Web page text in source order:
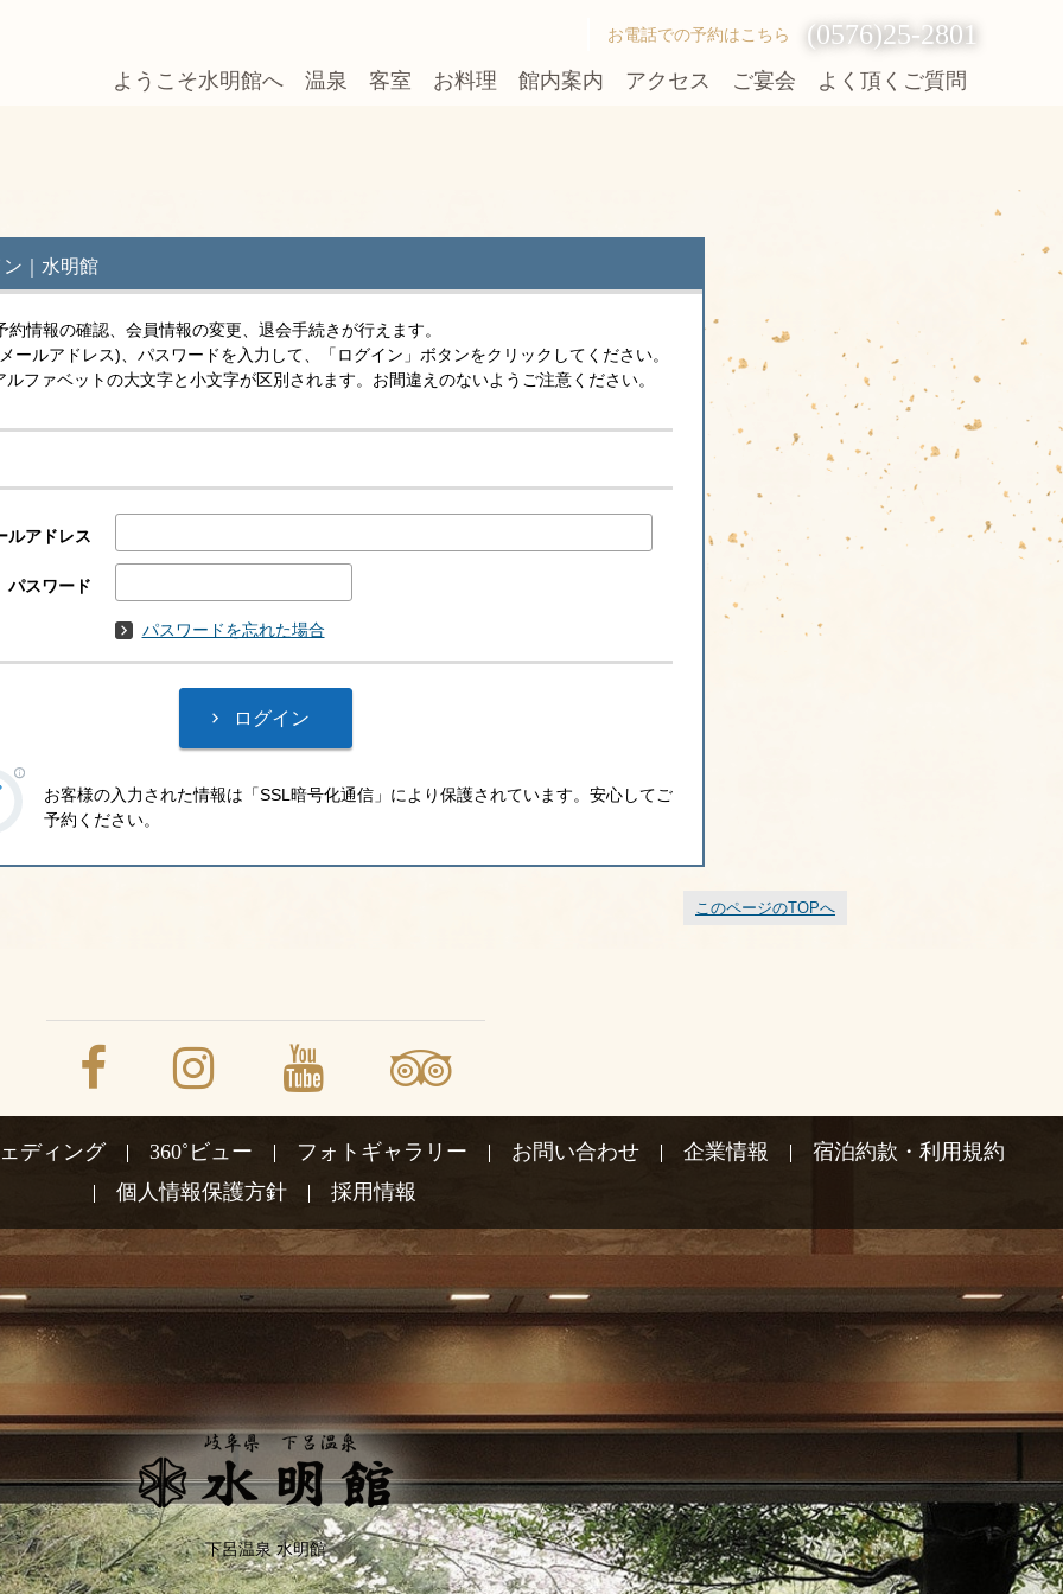
お電話での予約はこちら (0576)25-2801
ようこそ水明館へ 温泉 客室 お料理 館内案内 アクセス ご宴会 よく頂くご質問
｜水明館
約情報の確認、会員情報の変更、退会手続きが行えます。
ールアドレス)、パスワードを入力して、「ログイン」ボタンをクリックしてください。
ファベットの大文字と小文字が区別されます。お間違えのないようご注意ください。
ルアドレス
パスワード
パスワードを忘れた場合
お客様の入力された情報は「SSL暗号化通信」により保護されています。安心してご
予約ください。
このページのTOPへ
ディング 360˚ビュー フォトギャラリー お問い合わせ 企業情報
宿泊約款・利用規約
個人情報保護方針
採用情報
下呂温泉 水明館